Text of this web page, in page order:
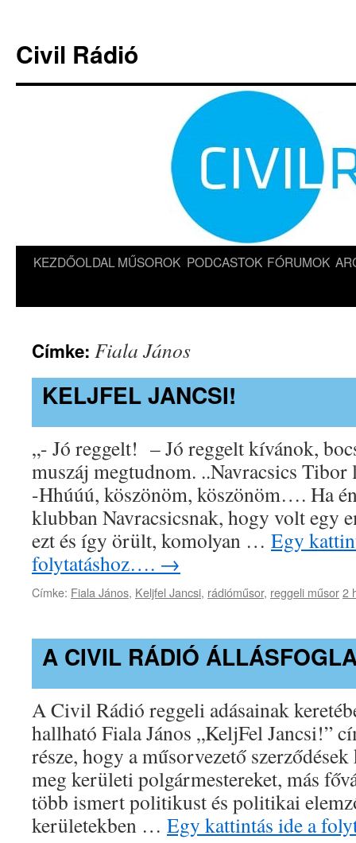
tartalomba
Civil Rádió
KEZDŐOLDAL MŰSOROK PODCASTOK FÓRUMOK
Címke: Fiala János
KELJFEL JANCSI!
„- Jó reggelt! – Jó reggelt kívánok,
muszáj megtudnom. ..Navracsics Tibor
-Hhúúú, köszönöm, köszönöm…. Ha
klubban Navracsicsnak, hogy volt egy
ezt és így örült, komolyan … Egy
folytatáshoz…. →
Címke: Fiala János, Keljfel Jancsi, rádióműsor, reggeli műsor2
A CIVIL RÁDIÓ
A Civil Rádió reggeli adásainak
hallható Fiala János „KeljFel Jancsi!”
része, hogy a műsorvezető
meg kerületi polgármestereket, más
több ismert politikust és politikai
kerületekben … Egy kattintás ide a